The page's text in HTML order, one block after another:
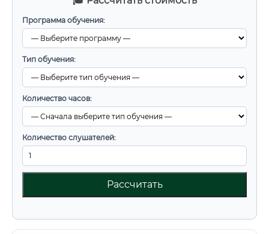
Программа обучения:
Тип обучения:
Количество часов:
Количество слушателей:
Рассчитать